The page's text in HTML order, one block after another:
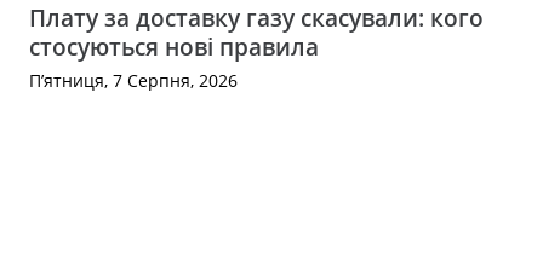
Плату за доставку газу скасували: кого
стосуються нові правила
П’ятниця, 7 Серпня, 2026